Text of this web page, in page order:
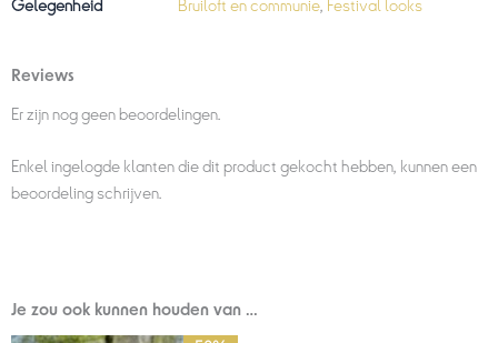
Gelegenheid
Bruiloft en communie Festival looks
Reviews
Er zijn nog geen beoordelingen.
Enkel ingelogde klanten die dit product gekocht hebben, kunnen een
beoordeling schrijven.
Je zou ook kunnen houden van …